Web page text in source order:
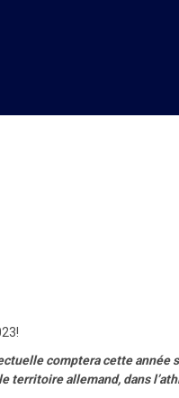
comptera cette
allemand, dans